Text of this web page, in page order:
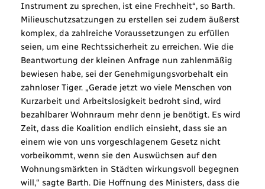
Instrument zu sprechen, ist eine Frechheit“, so Barth.
Milieuschutzsatzungen zu erstellen sei zudem äußerst
komplex, da zahlreiche Voraussetzungen zu erfüllen
seien, um eine Rechtssicherheit zu erreichen. Wie die
Beantwortung der kleinen Anfrage nun zahlenmäßig
bewiesen habe, sei der Genehmigungsvorbehalt ein
zahnloser Tiger. „Gerade jetzt wo viele Menschen von
Kurzarbeit und Arbeitslosigkeit bedroht sind, wird
bezahlbarer Wohnraum mehr denn je benötigt. Es wird
Zeit, dass die Koalition endlich einsieht, dass sie an
einem wie von uns vorgeschlagenem Gesetz nicht
vorbeikommt, wenn sie den Auswüchsen auf den
Wohnungsmärkten in Städten wirkungsvoll begegnen
will,“ sagte Barth. Die Hoffnung des Ministers, dass die